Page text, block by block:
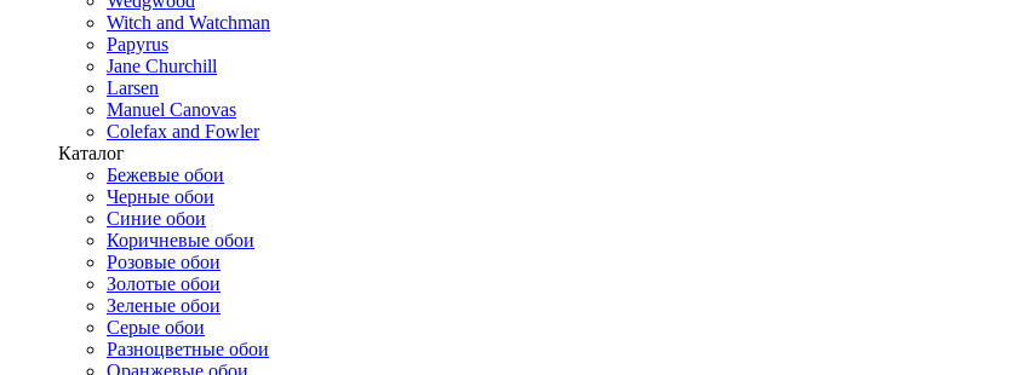
Witch and Watchman
Papyrus
Jane Churchill
Larsen
Manuel Canovas
Colefax and Fowler
Каталог
Бежевые обои
Черные обои
Синие обои
Коричневые обои
Розовые обои
Золотые обои
Зеленые обои
Серые обои
Разноцветные обои
Оранжевые обои